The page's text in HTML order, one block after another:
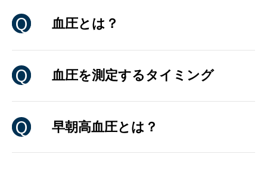
血圧とは？
血圧を測定するタイミング
早朝高血圧とは？